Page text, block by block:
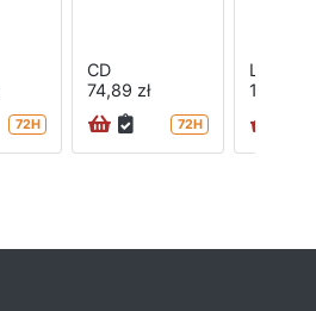
72H
CD
74,89 zł
72H
LP
118,89